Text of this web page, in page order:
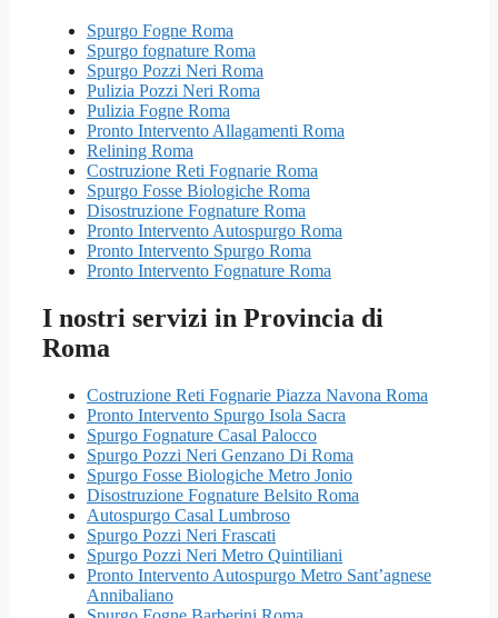
Spurgo Fogne Roma
Spurgo fognature Roma
Spurgo Pozzi Neri Roma
Pulizia Pozzi Neri Roma
Pulizia Fogne Roma
Pronto Intervento Allagamenti Roma
Relining Roma
Costruzione Reti Fognarie Roma
Spurgo Fosse Biologiche Roma
Disostruzione Fognature Roma
Pronto Intervento Autospurgo Roma
Pronto Intervento Spurgo Roma
Pronto Intervento Fognature Roma
I nostri servizi in Provincia di
Roma
Costruzione Reti Fognarie Piazza Navona Roma
Pronto Intervento Spurgo Isola Sacra
Spurgo Fognature Casal Palocco
Spurgo Pozzi Neri Genzano Di Roma
Spurgo Fosse Biologiche Metro Jonio
Disostruzione Fognature Belsito Roma
Autospurgo Casal Lumbroso
Spurgo Pozzi Neri Frascati
Spurgo Pozzi Neri Metro Quintiliani
Pronto Intervento Autospurgo Metro Sant’agnese
Annibaliano